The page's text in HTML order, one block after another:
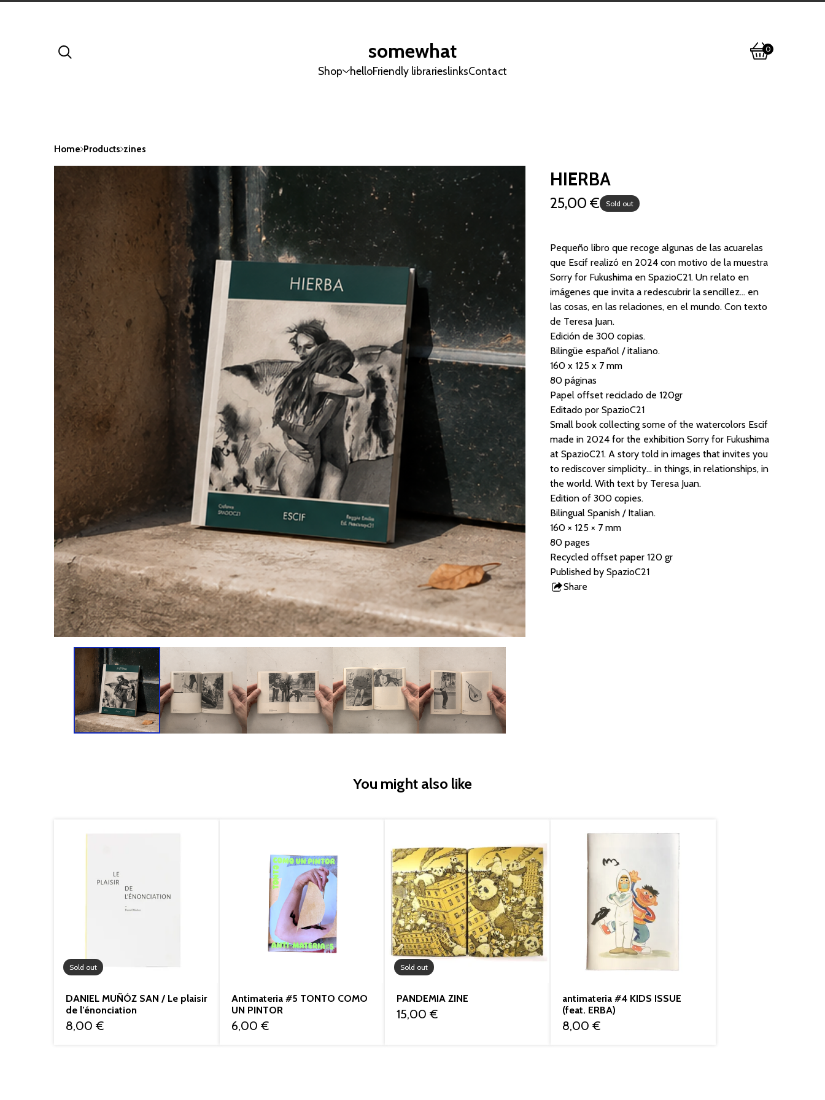
somewhat 0
View
0
Shop helloFriendly librarieslinksContact
Home Products zines
HIERBA
25,00 € Sold out
Pequeño libro que recoge algunas de las acuarelas
que Escif realizó en 2024 con motivo de la muestra
Sorry for Fukushima en SpazioC21. Un relato en
imágenes que invita a redescubrir la sencillez... en
las cosas, en las relaciones, en el mundo. Con texto
de Teresa Juan.
Edición de 300 copias.
Bilingüe español / italiano.
160 x 125 x 7 mm
80 páginas
Papel offset reciclado de 120gr
Editado por SpazioC21
Small book collecting some of the watercolors Escif
made in 2024 for the exhibition Sorry for Fukushima
at SpazioC21. A story told in images that invites you
to rediscover simplicity... in things, in relationships, in
the world. With text by Teresa Juan.
Edition of 300 copies.
Bilingual Spanish / Italian.
160 × 125 × 7 mm
80 pages
Recycled offset paper 120 gr
Published by SpazioC21
Share
You might also like
Sold out
DANIEL MUÑÓZ SAN / Le plaisir
de l’énonciation
8,00 €
Antimateria #5 TONTO COMO
UN PINTOR
6,00 €
Sold out
PANDEMIA ZINE
15,00 €
antimateria #4 KIDS ISSUE
(feat. ERBA)
8,00 €